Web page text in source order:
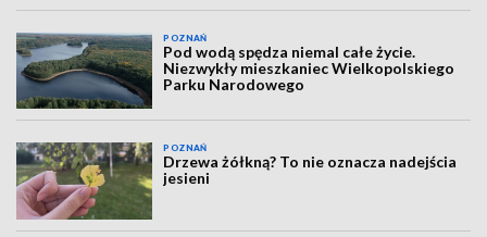
POZNAŃ
Pod wodą spędza niemal całe życie.
Niezwykły mieszkaniec Wielkopolskiego
Parku Narodowego
POZNAŃ
Drzewa żółkną? To nie oznacza nadejścia
jesieni